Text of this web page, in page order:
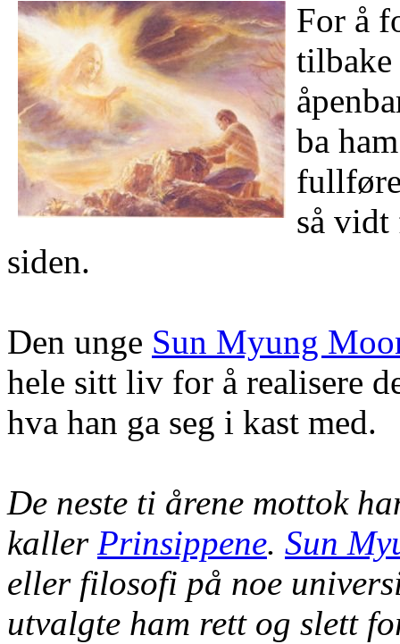
For å
tilbake
ba
fullføre
så vidt
siden.
Den unge Sun Myung
hele sitt liv for å realisere
hva han ga seg i kast med.
De neste ti årene mottok
kaller Prinsippene. Sun
eller filosofi på noe
utvalgte ham rett og slett